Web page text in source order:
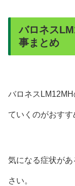
バロネス
事まとめ
バロネス
ていくのがおすす
気になる症状が
さい。